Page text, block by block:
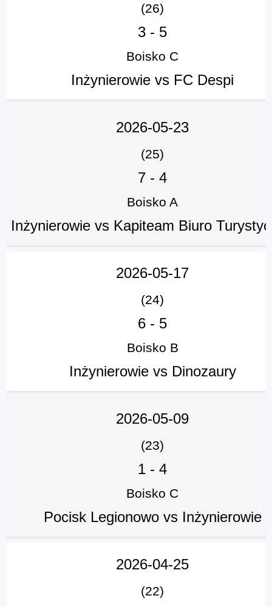
(26)
3 - 5
Boisko C
Inżynierowie vs FC Despi
2026-05-23
(25)
7 - 4
Boisko A
Inżynierowie vs Kapiteam Biuro
2026-05-17
(24)
6 - 5
Boisko B
Inżynierowie vs Dinozaury
2026-05-09
(23)
1 - 4
Boisko C
Pocisk Legionowo vs Inżynierowie
2026-04-25
(22)